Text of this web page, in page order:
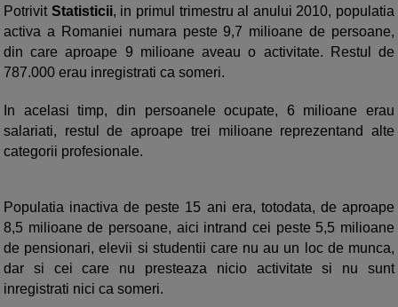
Potrivit Statisticii, in primul trimestru al anului 2010, populatia
activa a Romaniei numara peste 9,7 milioane de persoane,
din care aproape 9 milioane aveau o activitate. Restul de
787.000 erau inregistrati ca someri.
In acelasi timp, din persoanele ocupate, 6 milioane erau
salariati, restul de aproape trei milioane reprezentand alte
categorii profesionale.
Populatia inactiva de peste 15 ani era, totodata, de aproape
8,5 milioane de persoane, aici intrand cei peste 5,5 milioane
de pensionari, elevii si studentii care nu au un loc de munca,
dar si cei care nu presteaza nicio activitate si nu sunt
inregistrati nici ca someri.